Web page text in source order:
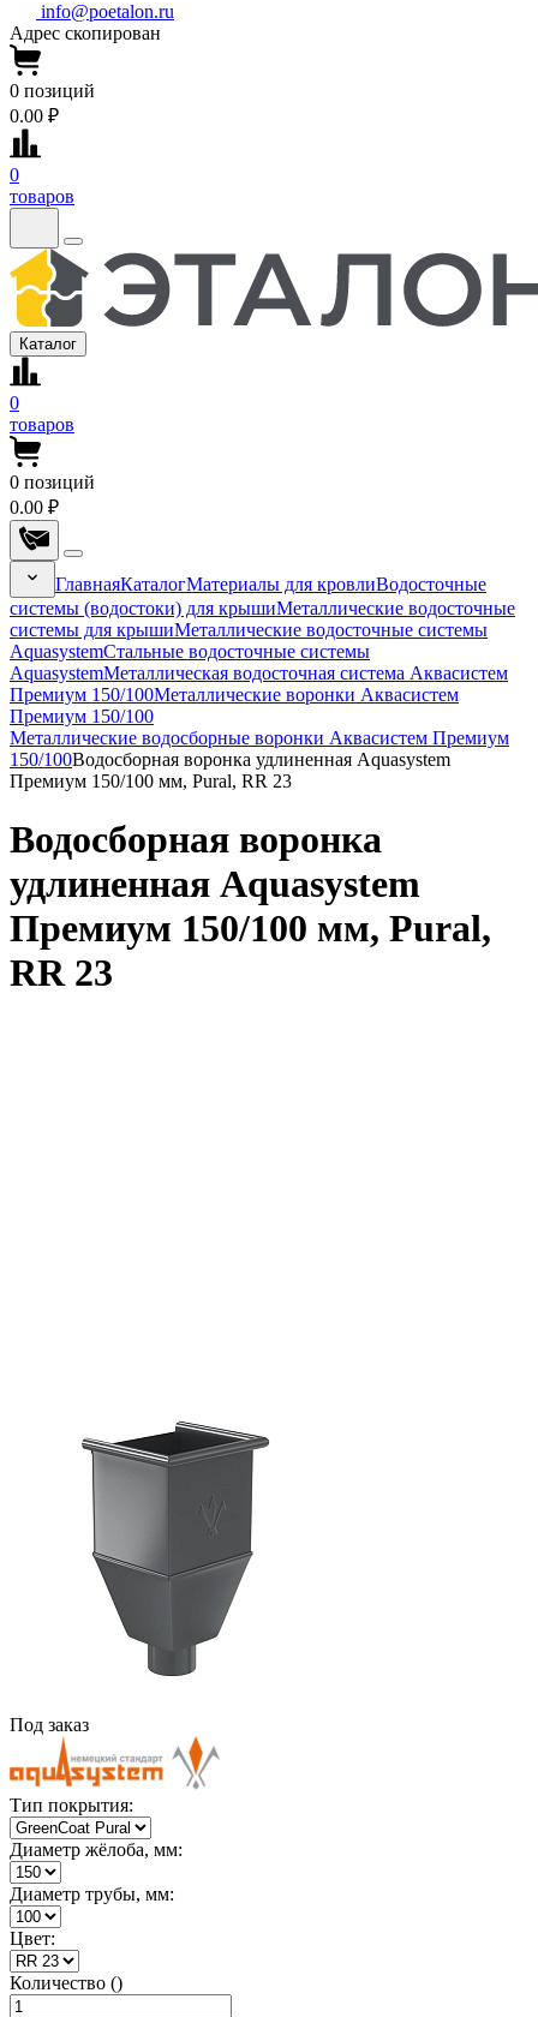
info@poetalon.ru
Адрес скопирован
0 позиций
0.00 ₽
0
товаров
Каталог
0
товаров
0 позиций
0.00 ₽
ГлавнаяКаталогМатериалы для кровлиВодосточные
системы (водостоки) для крышиМеталлические водосточные
системы для крышиМеталлические водосточные системы
AquasystemСтальные водосточные системы
AquasystemМеталлическая водосточная система Аквасистем
Премиум 150/100Металлические воронки Аквасистем
Премиум 150/100
Металлические водосборные воронки Аквасистем Премиум
150/100Водосборная воронка удлиненная Aquasystem
Премиум 150/100 мм, Pural, RR 23
Водосборная воронка
удлиненная Aquasystem
Премиум 150/100 мм, Pural,
RR 23
Под заказ
Тип покрытия:
Диаметр жёлоба, мм:
Диаметр трубы, мм:
Цвет:
Количество ()